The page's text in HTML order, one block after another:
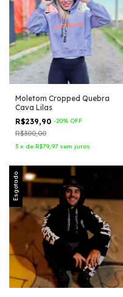
Moletom Cropped Quebra
Cava Lilas
R$239,90 -20% OFF
R$300,00
3 x de R$79,97 sem juros
Esgotado